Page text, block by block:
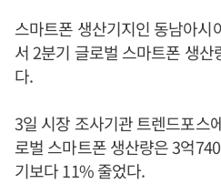
스마트폰 생산기지인 동남아시
서 2분기 글로벌 스마트폰 생
다.
3일 시장 조사기관 트렌드포스
로벌 스마트폰 생산량은 3억
기보다 11% 줄었다.